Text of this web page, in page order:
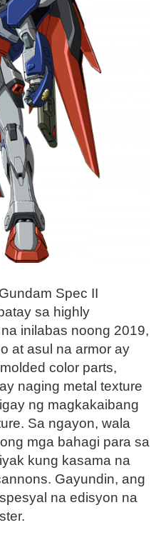
Spec II
sa highly
inilabas noong 2019,
at asul na armor ay
color parts,
naging metal texture
ng magkakaibang
Sa ngayon, wala
mga bahagi para sa
kung kasama na
Gayundin, ang
na edisyon na